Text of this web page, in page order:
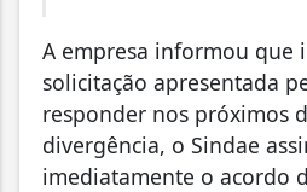
A empresa informou que
solicitação apresentada
responder nos próximos
divergência, o Sindae
imediatamente o acordo